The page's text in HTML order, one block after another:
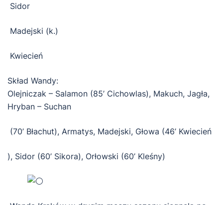
Sidor
Madejski (k.)
Kwiecień
Skład Wandy:
Olejniczak – Salamon (85’ Cichowlas), Makuch, Jagła,
Hryban – Suchan
(70’ Błachut), Armatys, Madejski, Głowa (46’ Kwiecień
), Sidor (60’ Sikora), Orłowski (60’ Kleśny)